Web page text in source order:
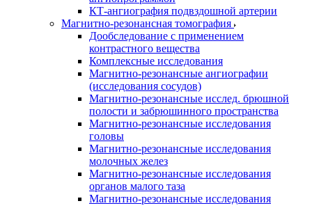
КТ-ангиография подвздошной артерии
Магнитно-резонансная томография
Дообследование с применением
контрастного вещества
Комплексные исследования
Магнитно-резонансные ангиографии
(исследования сосудов)
Магнитно-резонансные исслед. брюшной
полости и забрюшинного пространства
Магнитно-резонансные исследования
головы
Магнитно-резонансные исследования
молочных желез
Магнитно-резонансные исследования
органов малого таза
Магнитно-резонансные исследования